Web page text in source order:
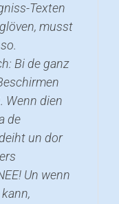
Texten
musst
Bi de ganz
Wenn dien
de
un dor
Un wenn